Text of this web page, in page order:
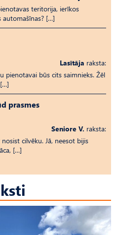
teritorija, ierīkos
[…]
Lasītāja raksta:
pienotavai būs cits saimnieks. Žēl
prasmes
Seniore V. raksta:
cilvēku. Jā, neesot bijis
[…]